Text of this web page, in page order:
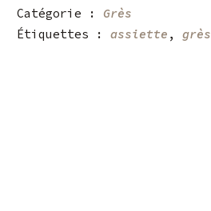
Catégorie : Grès
Étiquettes :assiette ,grès